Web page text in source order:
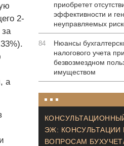
2-
а
приобретет
эффективности и
неуправляемых
84
Нюансы
налогового учета при
безвозмездном
имуществом
ЭЖ: КОНСУЛЬТАЦИИ
ВОПРОСАМ